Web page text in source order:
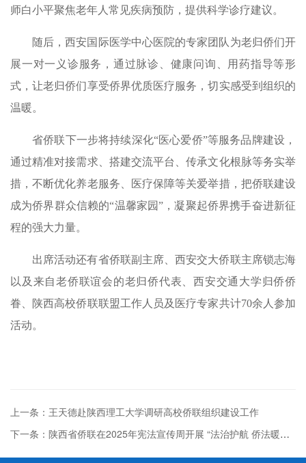
师白小平聚焦老年人常见疾病预防，提供科学诊疗建议。
随后，西安国际医学中心医院的专家团队为老归侨们开
展一对一义诊服务，通过脉诊、健康问询、用药指导等形
式，让老归侨们享受侨界优质医疗服务，切实感受到组织的
温暖。
省侨联下一步将持续深化“医心爱侨”等服务品牌建设，
通过精准对接需求、搭建交流平台、传承文化根脉等务实举
措，不断优化养老服务、医疗保障等关爱举措，把侨联建设
成为侨界群众信赖的“温馨家园”，凝聚起侨界携手奋进新征
程的强大力量。
出席活动还有省侨联副主席、西安交大侨联主席锁志海
以及来自老侨联谊会的老归侨代表、西安交通大学归侨侨
眷、陕西高校侨联联盟工作人员及医疗专家共计70余人参加
活动。
上一条：王天德赴陕西理工大学调研高校侨联组织建设工作
下一条：陕西省侨联在2025年宪法宣传周开展 “法治护航 侨法暖心”法治宣传活动